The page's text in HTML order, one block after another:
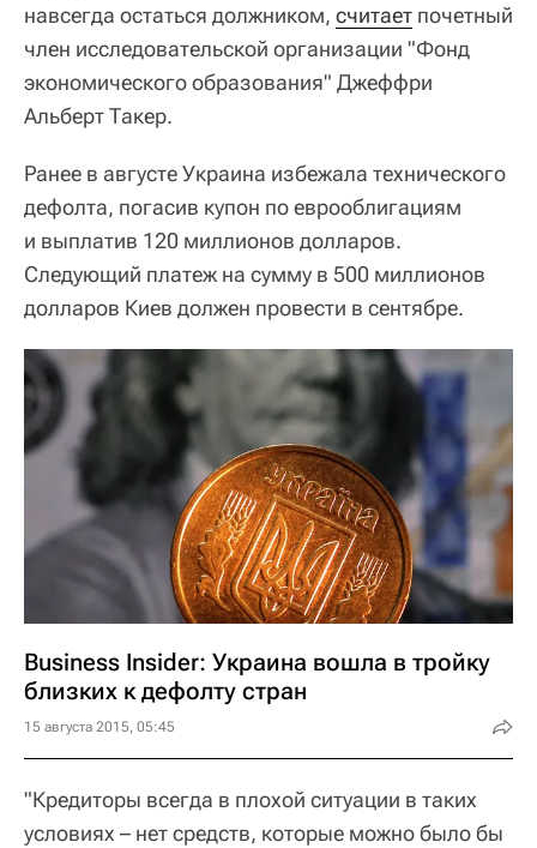
навсегда остаться должником, считает почетный
член исследовательской организации "Фонд
экономического образования" Джеффри
Альберт Такер.
Ранее в августе Украина избежала технического
дефолта, погасив купон по еврооблигациям
и выплатив 120 миллионов долларов.
Следующий платеж на сумму в 500 миллионов
долларов Киев должен провести в сентябре.
Business Insider: Украина вошла в тройку
близких к дефолту стран
15 августа 2015, 05:45
"Кредиторы всегда в плохой ситуации в таких
условиях – нет средств, которые можно было бы